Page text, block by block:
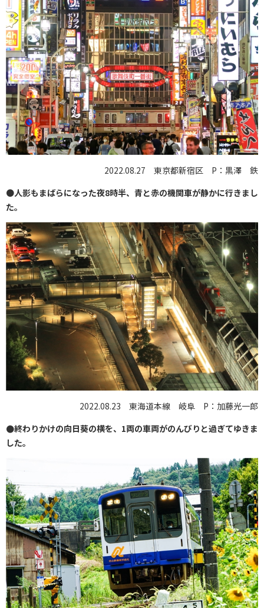
2022.08.27 東京都新宿区 P：黒澤 鉄
●人影もまばらになった夜8時半、青と赤の機関車が静かに行きまし
た。
2022.08.23 東海道本線 岐阜 P：加藤光一郎
●終わりかけの向日葵の横を、1両の車両がのんびりと過ぎてゆきま
した。